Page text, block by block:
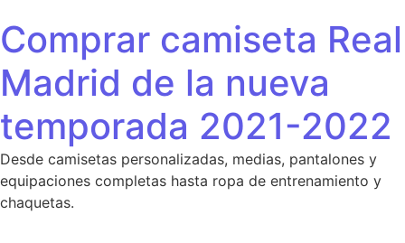
Comprar camiseta Real
Madrid de la nueva
temporada 2021-2022
Desde camisetas personalizadas, medias, pantalones y
equipaciones completas hasta ropa de entrenamiento y
chaquetas.